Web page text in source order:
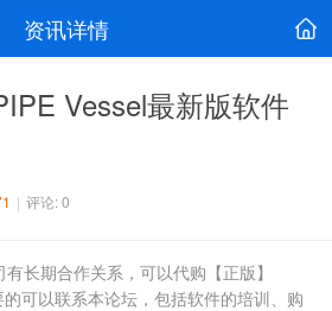
资讯详情
Vessel最新版软件
| 评论: 0
长期合作关系，可以代购【正版】
可以联系本论坛，包括软件的培训、购